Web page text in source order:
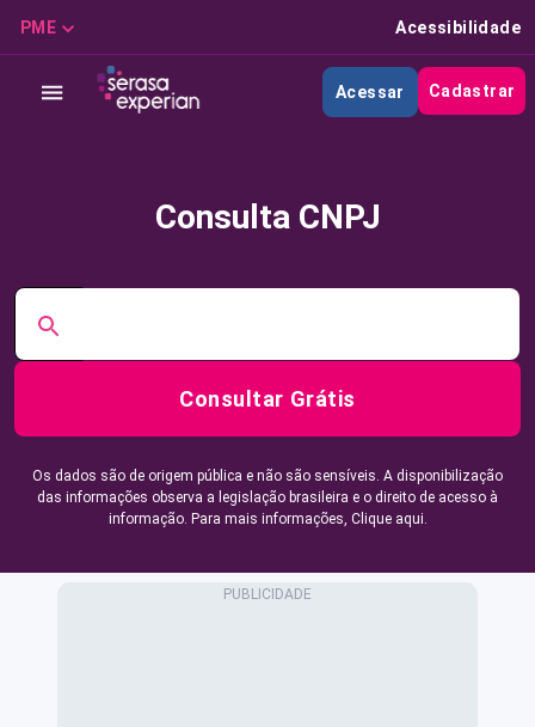
PME Acessibilidade
Acessar Cadastrar
Consulta CNPJ
Consultar Grátis
Os dados são de origem pública e não são sensíveis. A disponibilização
das informações observa a legislação brasileira e o direito de acesso à
informação. Para mais informações, Clique aqui.